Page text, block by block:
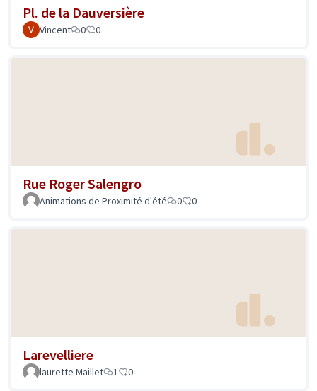
Pl. de la Dauversière
Vincent 0 0
Rue Roger Salengro
Animations de Proximité d'été 0 0
Larevelliere
laurette Maillet 1 0